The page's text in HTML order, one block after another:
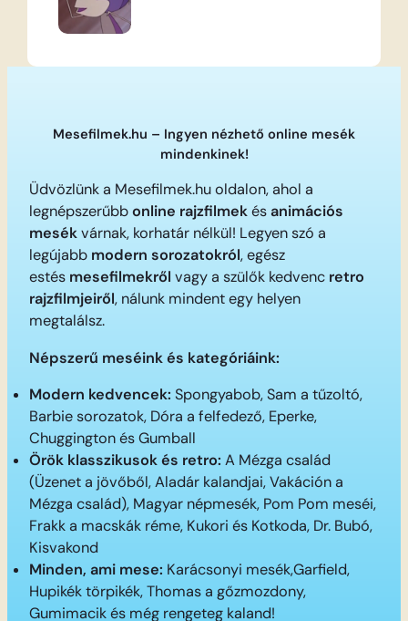
Mesefilmek.hu – Ingyen nézhető online mesék
mindenkinek!
Üdvözlünk a Mesefilmek.hu oldalon, ahol a
legnépszerűbbonline rajzfilmekésanimációs
mesékvárnak, korhatár nélkül! Legyen szó a
legújabb modern sorozatokról, egész
estés mesefilmekről vagy a szülők kedvenc retro
rajzfilmjeiről, nálunk mindent egy helyen
megtalálsz.
Népszerű meséink és kategóriáink:
Modern kedvencek: Spongyabob, Sam a tűzoltó,
Barbie sorozatok, Dóra a felfedező, Eperke,
Chuggington és Gumball
Örök klasszikusok és retro: A Mézga család
(Üzenet a jövőből, Aladár kalandjai, Vakáción a
Mézga család), Magyar népmesék, Pom Pom meséi,
Frakk a macskák réme, Kukori és Kotkoda, Dr. Bubó,
Kisvakond
Minden, ami mese: Karácsonyi mesék,Garfield,
Hupikék törpikék, Thomas a gőzmozdony,
Gumimacik és még rengeteg kaland!